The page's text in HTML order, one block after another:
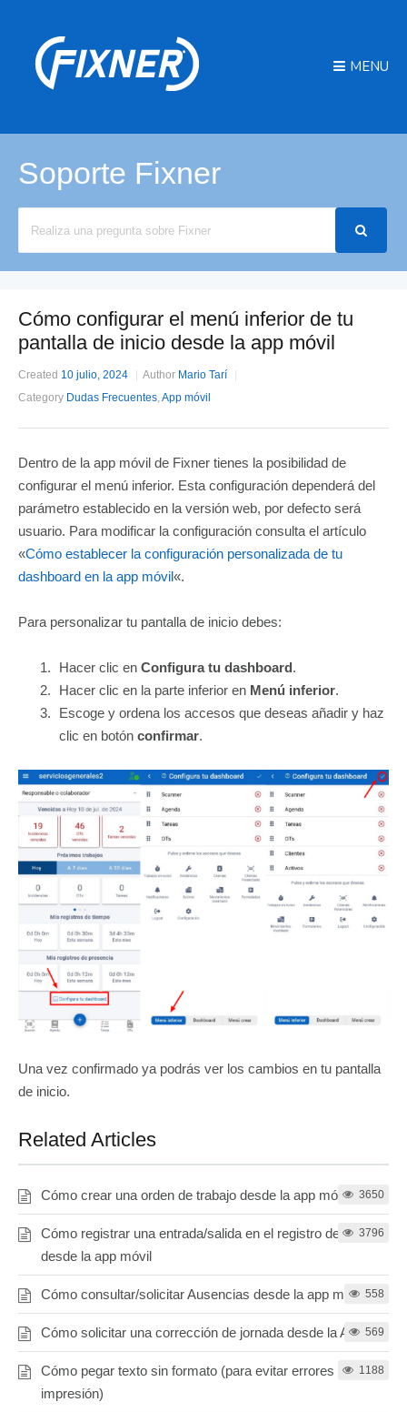
MENU
Soporte Fixner
Cómo configurar el menú inferior de tu
pantalla de inicio desde la app móvil
Created 10 julio, 2024 Author Mario Tarí
Category Dudas Frecuentes,App móvil
Dentro de la app móvil de Fixner tienes la posibilidad de
configurar el menú inferior. Esta configuración dependerá del
parámetro establecido en la versión web, por defecto será
usuario. Para modificar la configuración consulta el artículo
«Cómo establecer la configuración personalizada de tu
dashboard en la app móvil«.
Para personalizar tu pantalla de inicio debes:
Hacer clic en Configura tu dashboard.
Hacer clic en la parte inferior en Menú inferior.
Escoge y ordena los accesos que deseas añadir y haz
clic en botón confirmar.
Una vez confirmado ya podrás ver los cambios en tu pantalla
de inicio.
Related Articles
Cómo crear una orden de trabajo desde la app móvil 3650
Cómo registrar una entrada/salida en el registro de jornada
desde la app móvil
3796
Cómo consultar/solicitar Ausencias desde la app móvil 558
Cómo solicitar una corrección de jornada desde la APP569
Cómo pegar texto sin formato (para evitar errores de
impresión)
1188